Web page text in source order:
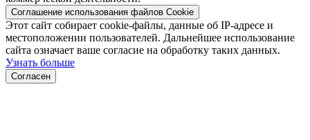
Соглашение использования файлов Cookie
Этот сайт собирает cookie-файлы, данные об IP-адресе и
местоположении пользователей. Дальнейшее использование
сайта означает ваше согласие на обработку таких данных.
Узнать больше
Согласен